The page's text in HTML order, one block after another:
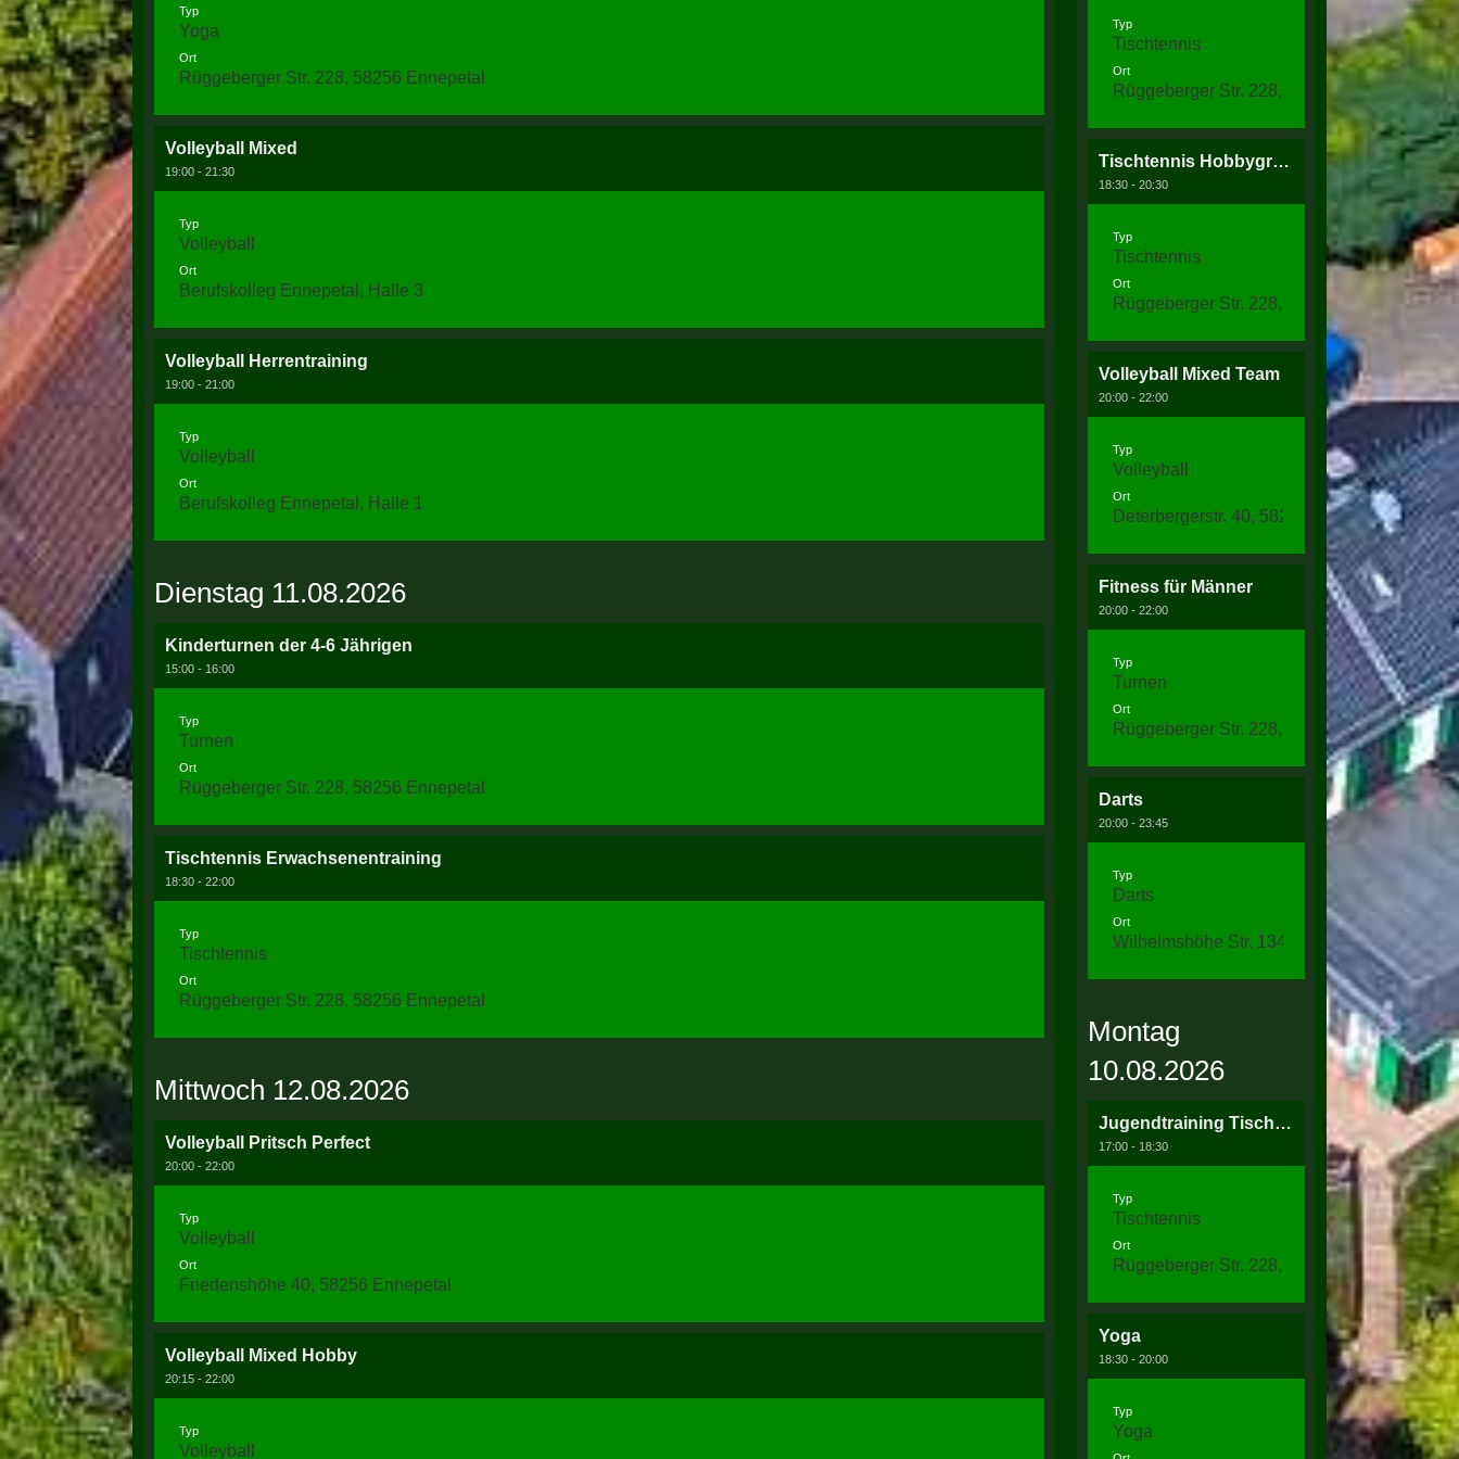
Typ
Yoga
Ort
Rüggeberger Str. 228, 58256 Ennepetal
Volleyball Mixed
19:00 - 21:30
Typ
Volleyball
Ort
Berufskolleg Ennepetal, Halle 3
Volleyball Herrentraining
19:00 - 21:00
Typ
Volleyball
Ort
Berufskolleg Ennepetal, Halle 1
Dienstag 11.08.2026
Kinderturnen der 4-6 Jährigen
15:00 - 16:00
Typ
Turnen
Ort
Rüggeberger Str. 228, 58256 Ennepetal
Tischtennis Erwachsenentraining
18:30 - 22:00
Typ
Tischtennis
Ort
Rüggeberger Str. 228, 58256 Ennepetal
Mittwoch 12.08.2026
Volleyball Pritsch Perfect
20:00 - 22:00
Typ
Volleyball
Ort
Friedenshöhe 40, 58256 Ennepetal
Volleyball Mixed Hobby
20:15 - 22:00
Typ
Volleyball
Typ
Tischtennis
Ort
Rüggeberger Str. 228, 58256 Ennepetal
Tischtennis Hobbygruppe
18:30 - 20:30
Typ
Tischtennis
Ort
Rüggeberger Str. 228, 58256 Ennepetal
Volleyball Mixed Team
20:00 - 22:00
Typ
Volleyball
Ort
Deterbergerstr. 40, 58256 Ennepetal
Fitness für Männer
20:00 - 22:00
Typ
Turnen
Ort
Rüggeberger Str. 228, 58256 Ennepetal
Darts
20:00 - 23:45
Typ
Darts
Ort
Wilhelmshöhe Str. 134c, 58256 Ennepetal
Montag
10.08.2026
Jugendtraining Tischtennis
17:00 - 18:30
Typ
Tischtennis
Ort
Rüggeberger Str. 228, 58256 Ennepetal
Yoga
18:30 - 20:00
Typ
Yoga